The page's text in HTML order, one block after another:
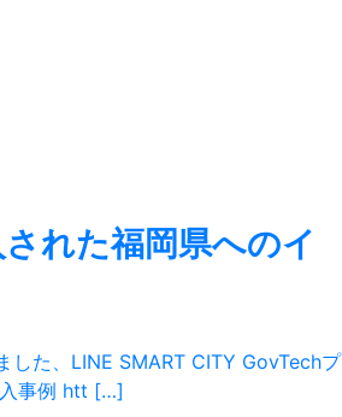
れた福岡県へのイ
した、LINE SMART CITY GovTechプ
入事例 htt […]